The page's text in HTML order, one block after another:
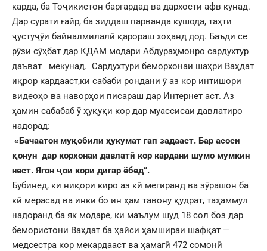
карда, ба Тоҷикистон баргардад ва дархости афв кунад.
Дар сурати ғайр, ба зиддаш парванда кушода, таҳти
ҷустуҷӯи байналмилалӣ қарораш хоҳанд дод. Баъди се
рӯзи сӯҳбат дар КДАМ модари Абдураҳмонро сардухтур
даъват мекунад. Сардухтури беморхонаи шаҳри Ваҳдат
иқрор кардааст,ки сабаби рондани ӯ аз кор интишори
видеоҳо ва наворҳои писараш дар Интернет аст. Аз
ҳамин сабабаб ӯ ҳуқуқи кор дар муассисаи давлатиро
надорад:
«Бачаатон муқобили ҳукумат гап задааст. Бар асоси
қонун дар корхонаи давлатӣ кор кардани шумо мумкин
нест. Ягон ҷои кори дигар ёбед”.
Бубинед, ки ниқори киро аз кӣ мегиранд ва зӯрашон ба
кӣ мерасад ва инки бо ин ҳам тавону қудрат, таҳаммул
надоранд ба як модаре, ки маълум шуд 18 сол боз дар
бемористони Ваҳдат ба ҳайси ҳамшираи шафқат —
медсестра кор мекардааст ва ҳамагӣ 472 сомонӣ